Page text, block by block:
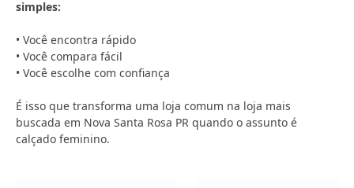
simples:
• Você encontra rápido
• Você compara fácil
• Você escolhe com confiança
É isso que transforma uma loja comum na loja mais
buscada em Nova Santa Rosa PR quando o assunto é
calçado feminino.